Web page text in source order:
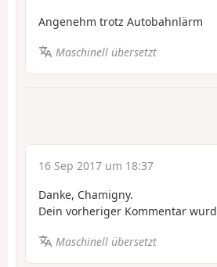
Angenehm trotz Autobahnlärm
Maschinell übersetzt
16 Sep 2017 um 18:37
Danke, Chamigny.
Dein vorheriger Kommentar
Maschinell übersetzt